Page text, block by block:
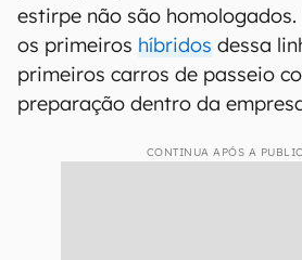
estirpe não são
os primeiros híbridos dessa
primeiros carros de passeio
preparação dentro da
CONTINUA APÓS A